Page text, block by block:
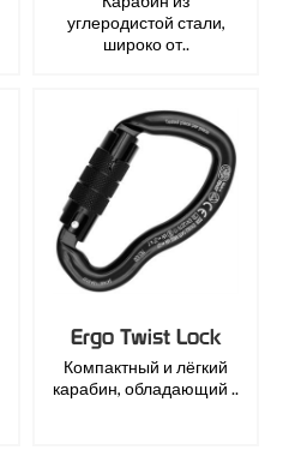
углеродистой стали,
широко от..
Ergo Twist Lock
Компактный и лёгкий
карабин, обладающий ..